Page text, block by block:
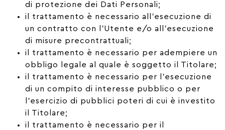
di protezione dei Dati Personali;
il trattamento è necessario all’esecuzione di
un contratto con l’Utente e/o all’esecuzione
di misure precontrattuali;
il trattamento è necessario per adempiere un
obbligo legale al quale è soggetto il Titolare;
il trattamento è necessario per l’esecuzione
di un compito di interesse pubblico o per
l’esercizio di pubblici poteri di cui è investito
il Titolare;
il trattamento è necessario per il